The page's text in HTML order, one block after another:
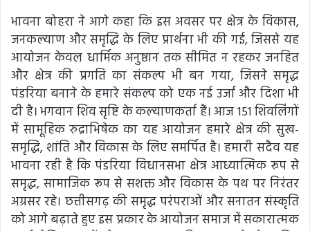
भावना बोहरा ने आगे कहा कि इस अवसर पर क्षेत्र के विकास,
जनकल्याण और समृद्धि के लिए प्रार्थना भी की गई, जिससे यह
आयोजन केवल धार्मिक अनुष्ठान तक सीमित न रहकर जनहित
और क्षेत्र की प्रगति का संकल्प भी बन गया, जिसने समृद्ध
पंडरिया बनाने के हमारे संकल्प को एक नई उर्जा और दिशा भी
दी है। भगवान शिव सृष्टि के कल्याणकर्ता हैं। आज 151 शिवलिंगों
में सामूहिक रुद्राभिषेक का यह आयोजन हमारे क्षेत्र की सुख-
समृद्धि, शांति और विकास के लिए समर्पित है। हमारी सदैव यह
भावना रही है कि पंडरिया विधानसभा क्षेत्र आध्यात्मिक रूप से
समृद्ध, सामाजिक रूप से सशक्त और विकास के पथ पर निरंतर
अग्रसर रहे। छत्तीसगढ़ की समृद्ध परंपराओं और सनातन संस्कृति
को आगे बढ़ाते हुए इस प्रकार के आयोजन समाज में सकारात्मक